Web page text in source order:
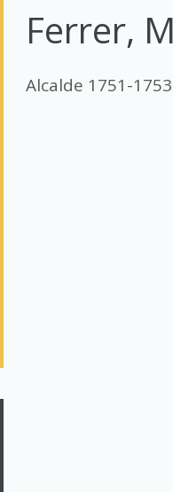
Ferrer,
Alcalde 1751-1753